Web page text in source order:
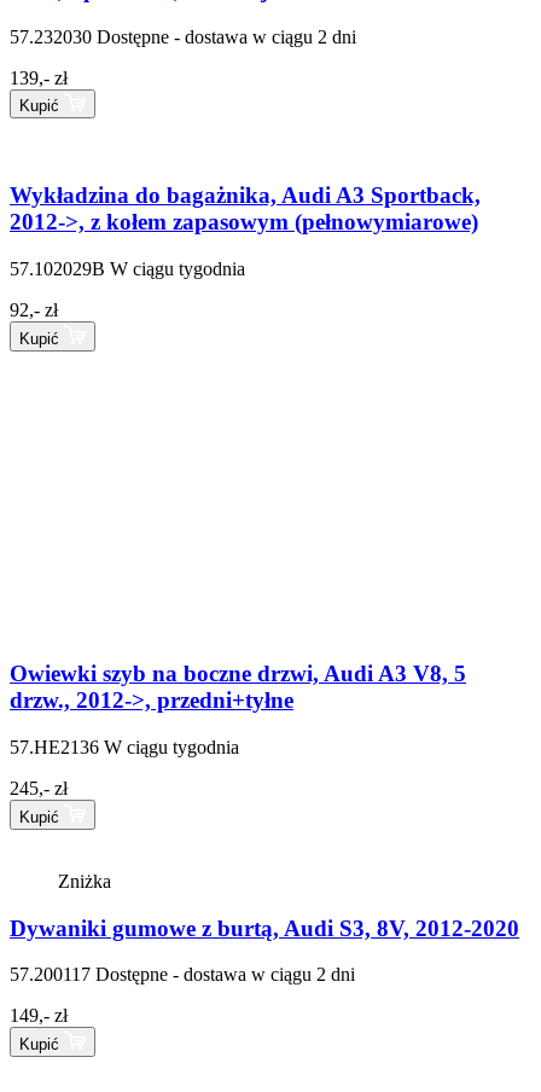
57.232030 Dostępne - dostawa w ciągu 2 dni
139,- zł
Kupić
Wykładzina do bagażnika, Audi A3 Sportback,
2012->, z kołem zapasowym (pełnowymiarowe)
57.102029B W ciągu tygodnia
92,- zł
Kupić
Owiewki szyb na boczne drzwi, Audi A3 V8, 5
drzw., 2012->, przedni+tyłne
57.HE2136 W ciągu tygodnia
245,- zł
Kupić
Zniżka
Dywaniki gumowe z burtą, Audi S3, 8V, 2012-2020
57.200117 Dostępne - dostawa w ciągu 2 dni
149,- zł
Kupić